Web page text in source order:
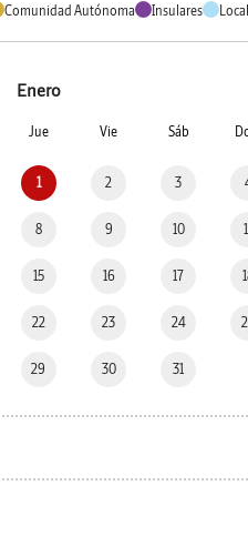
Comunidad Autónoma Insulares
Enero
Jue Vie Sáb
1 2 3
8 9 10
15 16 17
22 23 24
29 30 31